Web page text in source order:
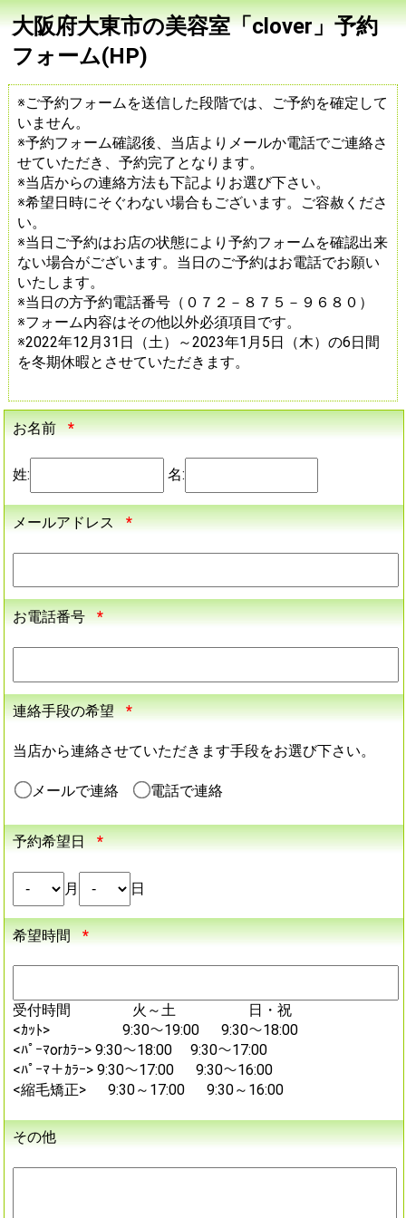
大阪府大東市の美容室「clover」予約
フォーム(HP)
※ご予約フォームを送信した段階では、ご予約を確定して
いません。
※予約フォーム確認後、当店よりメールか電話でご連絡さ
せていただき、予約完了となります。
※当店からの連絡方法も下記よりお選び下さい。
※希望日時にそぐわない場合もございます。ご容赦くださ
い。
※当日ご予約はお店の状態により予約フォームを確認出来
ない場合がございます。当日のご予約はお電話でお願い
いたします。
※当日の方予約電話番号（０７２－８７５－９６８０）
※フォーム内容はその他以外必須項目です。
※2022年12月31日（土）～2023年1月5日（木）の6日間
を冬期休暇とさせていただきます。
お名前 *
姓: 名:
メールアドレス *
お電話番号 *
連絡手段の希望 *
当店から連絡させていただきます手段をお選び下さい。
メールで連絡 電話で連絡
予約希望日 *
月 日
希望時間 *
受付時間 火～土 日・祝
<ｶｯﾄ> 9:30～19:00 9:30～18:00
<ﾊﾟｰﾏorｶﾗｰ> 9:30～18:00 9:30～17:00
<ﾊﾟｰﾏ＋ｶﾗｰ> 9:30～17:00 9:30～16:00
<縮毛矯正> 9:30～17:00 9:30～16:00
その他